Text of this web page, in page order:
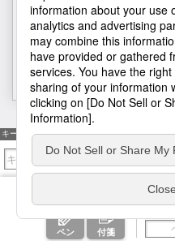
キーワード検索
ペン 付箋